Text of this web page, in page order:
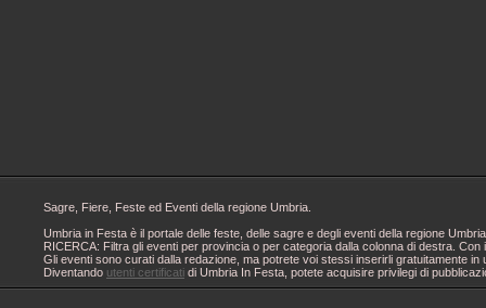
Sagre, Fiere, Feste ed Eventi della regione Umbria.
Umbria in Festa è il portale delle feste, delle sagre e degli eventi della regione
RICERCA: Filtra gli eventi per provincia o per categoria dalla colonna di destra.
Gli eventi sono curati dalla redazione, ma potrete voi stessi inserirli gratuitamente
Diventando utenti certificati di Umbria In Festa, potete acquisire privilegi di